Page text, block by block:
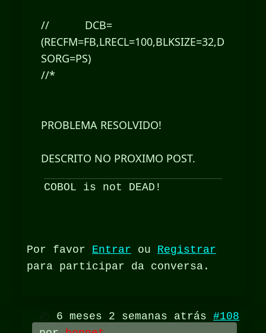
// DCB=
(RECFM=FB,LRECL=100,BLKSIZE=32,D
SORG=PS)
//*
PROBLEMA RESOLVIDO!
DESCRITO NO PROXIMO POST.
COBOL is not DEAD!
Por favor Entrar ou Registrar
para participar da conversa.
6 meses 2 semanas atrás #108